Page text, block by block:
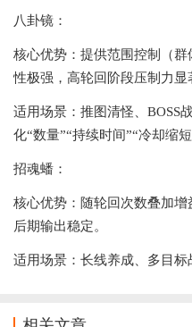
‌八卦镜‌：
核心优势‌：提供范围控制（
性极强，高轮回阶段压制力显
适用场景‌：推图清怪、BOSS
化“数量”“持续时间”“冷却缩短
‌招魂蟠‌：
核心优势‌：随轮回次数叠加增
后期输出稳定。‌‌
适用场景‌：长线养成、多目标